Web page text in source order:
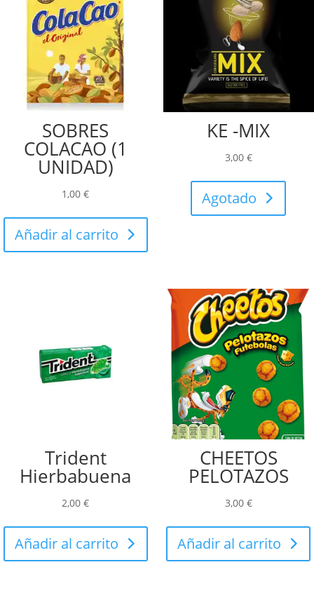
SOBRES
COLACAO (1
UNIDAD)
1,00€
Añadir al carrito
KE -MIX
3,00 €
Agotado
Trident
Hierbabuena
2,00€
Añadir al carrito
CHEETOS
PELOTAZOS
3,00 €
Añadir al carrito